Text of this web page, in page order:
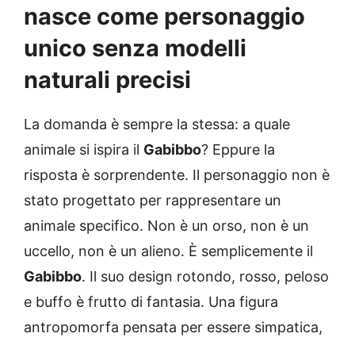
nasce come personaggio
unico senza modelli
naturali precisi
La domanda è sempre la stessa: a quale
animale si ispira il Gabibbo? Eppure la
risposta è sorprendente. Il personaggio non è
stato progettato per rappresentare un
animale specifico. Non è un orso, non è un
uccello, non è un alieno. È semplicemente il
Gabibbo. Il suo design rotondo, rosso, peloso
e buffo è frutto di fantasia. Una figura
antropomorfa pensata per essere simpatica,